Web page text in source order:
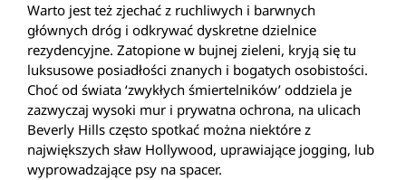
Warto jest też zjechać z ruchliwych i barwnych
głównych dróg i odkrywać dyskretne dzielnice
rezydencyjne. Zatopione w bujnej zieleni, kryją się tu
luksusowe posiadłości znanych i bogatych osobistości.
Choć od świata ‘zwykłych śmiertelników’ oddziela je
zazwyczaj wysoki mur i prywatna ochrona, na ulicach
Beverly Hills często spotkać można niektóre z
największych sław Hollywood, uprawiające jogging, lub
wyprowadzające psy na spacer.